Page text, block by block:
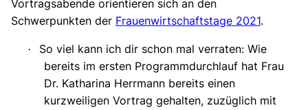
Vortragsabende orientieren sich an den
Schwerpunkten der Frauenwirtschaftstage 2021.
·
So viel kann ich dir schon mal verraten: Wie
bereits im ersten Programmdurchlauf hat Frau
Dr. Katharina Herrmann bereits einen
kurzweiligen Vortrag gehalten, zuzüglich mit